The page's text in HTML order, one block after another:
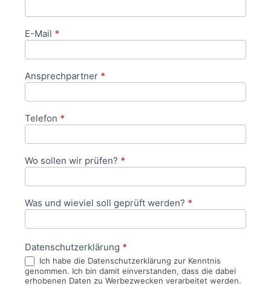
E-Mail *
Ansprechpartner *
Telefon *
Wo sollen wir prüfen? *
Was und wieviel soll geprüft werden? *
Datenschutzerklärung *
Ich habe die Datenschutzerklärung zur Kenntnis
genommen. Ich bin damit einverstanden, dass die dabei
erhobenen Daten zu Werbezwecken verarbeitet werden.